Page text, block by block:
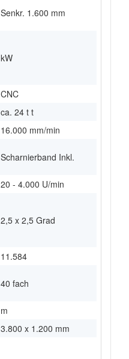
Senkr. 1.600 mm
kW
CNC
ca. 24 t t
16.000 mm/min
Scharnierband Inkl.
20 - 4.000 U/min
2,5 x 2,5 Grad
11.584
40 fach
m
3.800 x 1.200 mm